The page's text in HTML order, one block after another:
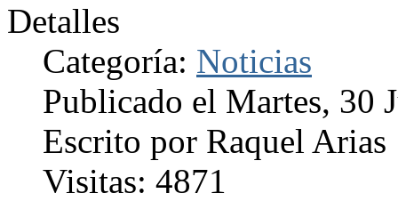
Detalles
Categoría: Noticias
Publicado el Martes, 30
Escrito por Raquel Arias
Visitas: 4871